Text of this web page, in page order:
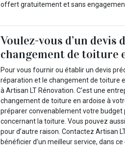
offert gratuitement et sans
Voulez-vous d’un devis
changement de toiture
Pour vous fournir ou établir un devis
réparation et le changement de toiture
à Artisan LT Rénovation. C’est une
changement de toiture en ardoise à
préparer convenablement votre budget
concernant la toiture. Vous pouvez
pour d’autre raison. Contactez Artisan
bénéficier d’un meilleur service, dans ce